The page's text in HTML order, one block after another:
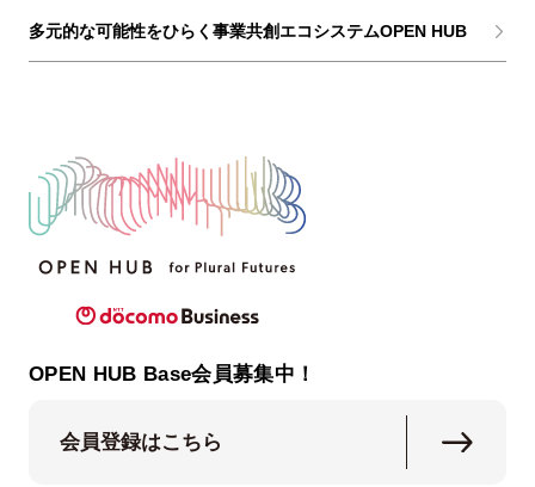
多元的な可能性をひらく事業共創エコシステムOPEN HUB
OPEN HUB Base会員募集中！
会員登録はこちら